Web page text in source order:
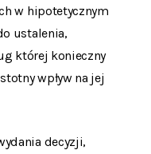
w hipotetycznym
ustalenia,
której konieczny
wpływ na jej
decyzji,